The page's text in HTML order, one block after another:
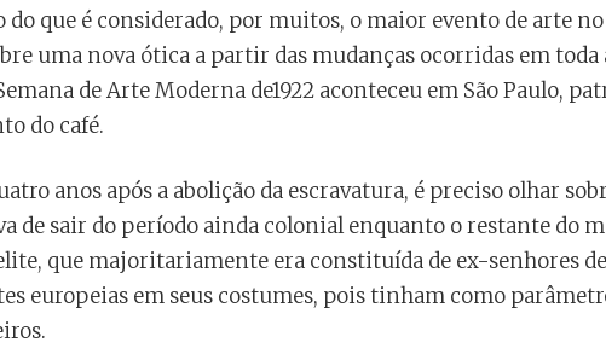
que é considerado, por muitos, o maior evento de arte
uma nova ótica a partir das mudanças ocorridas em toda
de Arte Moderna de1922 aconteceu em São Paulo,
do café.
anos após a abolição da escravatura, é preciso olhar
de sair do período ainda colonial enquanto o restante do
que majoritariamente era constituída de ex-senhores de
europeias em seus costumes, pois tinham como